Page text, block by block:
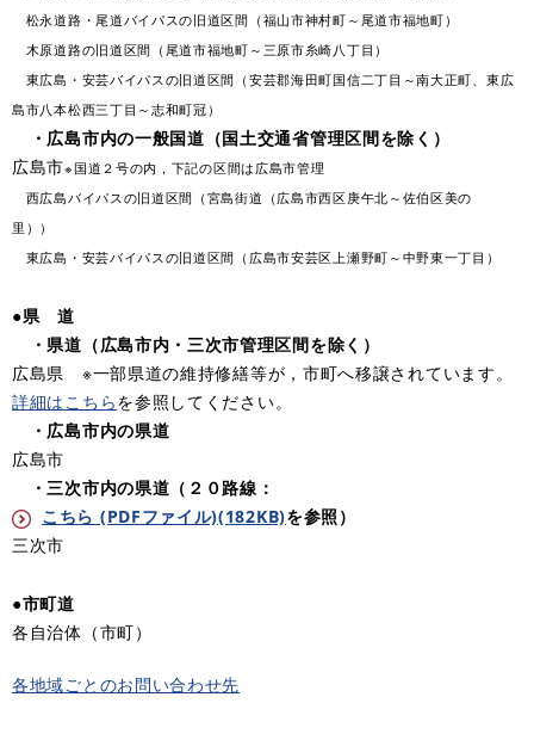
松永道路・尾道バイパスの旧道区間（福山市神村町～尾道市福地町）
木原道路の旧道区間（尾道市福地町～三原市糸崎八丁目）
東広島・安芸バイパスの旧道区間（安芸郡海田町国信二丁目～南大正町、東広
島市八本松西三丁目～志和町冠）
・広島市内の一般国道（国土交通省管理区間を除く）
広島市※国道２号の内，下記の区間は広島市管理
西広島バイパスの旧道区間（宮島街道（広島市西区庚午北～佐伯区美の
里））
東広島・安芸バイパスの旧道区間（広島市安芸区上瀬野町～中野東一丁目）
●県 道
・県道（広島市内・三次市管理区間を除く）
広島県
※一部県道の維持修繕等が，市町へ移譲されています。
詳細はこちらを参照してください。
・広島市内の県道
広島市
・三次市内の県道（２０路線：
こちら (PDFファイル)(182KB)を参照）
三次市
●市町道
各自治体（市町）
各地域ごとのお問い合わせ先